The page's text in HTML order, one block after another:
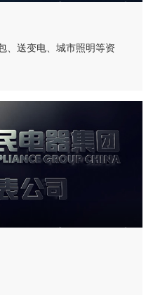
、送变电、城市照明等资